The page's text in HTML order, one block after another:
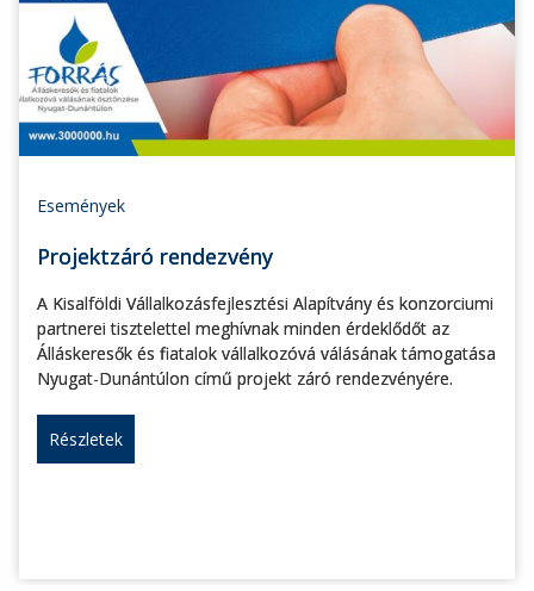
Események
Projektzáró rendezvény
A Kisalföldi Vállalkozásfejlesztési Alapítvány és konzorciumi
partnerei tisztelettel meghívnak minden érdeklődőt az
Álláskeresők és fiatalok vállalkozóvá válásának támogatása
Nyugat-Dunántúlon című projekt záró rendezvényére.
Részletek